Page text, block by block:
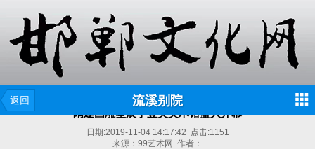
返回 流溪别院
隋建国雕塑展于壹美美术馆盛大开幕
日期:2019-11-04 14:17:42 点击:1151
来源：99艺术网 作者：